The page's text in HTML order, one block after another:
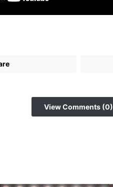
View Comments (0)